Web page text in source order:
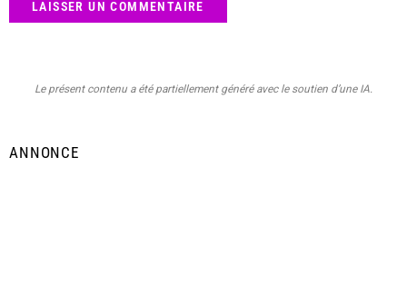
Le présent contenu a été partiellement généré avec le soutien d’une IA.
ANNONCE